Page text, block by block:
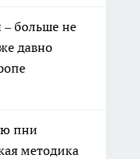
больше не
давно
пни
методика